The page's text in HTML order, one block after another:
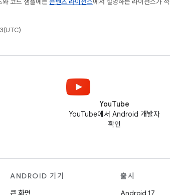
와 코드 샘플에는 콘텐츠 라이선스에서 설명하는 라이선스가
YouTube
YouTube에서 Android 개발자
확인
ANDROID 기기
큰 화면
출시
Android 17